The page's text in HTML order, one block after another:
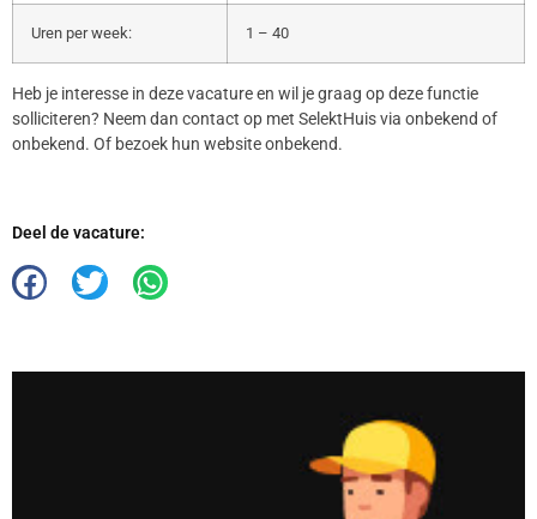
Uren per week: 1 – 40
Heb je interesse in deze vacature en wil je graag op deze functie
solliciteren? Neem dan contact op met SelektHuis via onbekend of
onbekend. Of bezoek hun website onbekend.
Deel de vacature: